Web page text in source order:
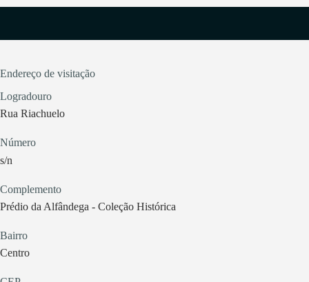
Endereço de visitação
Logradouro
Rua Riachuelo
Número
s/n
Complemento
Prédio da Alfândega - Coleção Histórica
Bairro
Centro